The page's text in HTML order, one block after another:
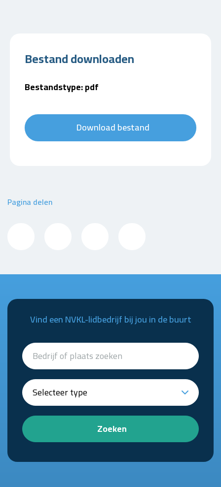
Bestand downloaden
Bestandstype: pdf
Download bestand
Pagina delen
Vind een NVKL-lidbedrijf bij jou in de buurt
Zoeken